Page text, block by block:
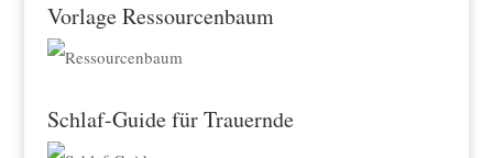
Vorlage Ressourcenbaum
Schlaf-Guide für Trauernde